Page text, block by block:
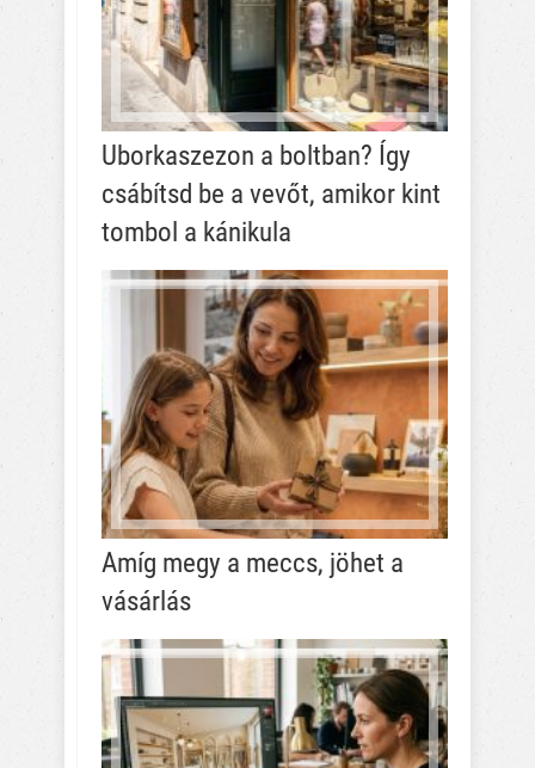
Uborkaszezon a boltban? Így
csábítsd be a vevőt, amikor kint
tombol a kánikula
Amíg megy a meccs, jöhet a
vásárlás